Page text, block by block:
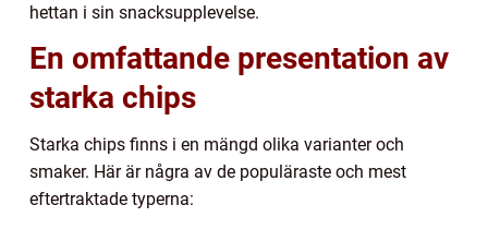
hettan i sin snacksupplevelse.
En omfattande presentation av
starka chips
Starka chips finns i en mängd olika varianter och
smaker. Här är några av de populäraste och mest
eftertraktade typerna: